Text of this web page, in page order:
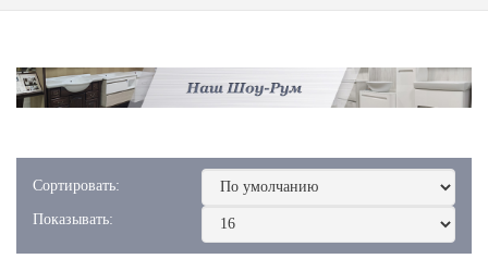
Сортировать:
Показывать: